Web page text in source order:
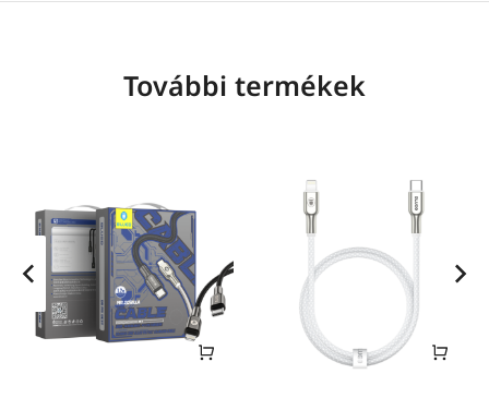
További termékek